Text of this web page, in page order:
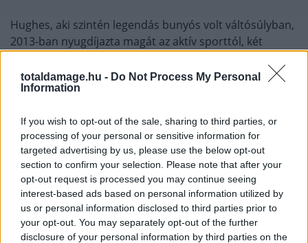
totaldamage.hu - Do Not Process My Personal
Information
If you wish to opt-out of the sale, sharing to third parties, or
processing of your personal or sensitive information for
targeted advertising by us, please use the below opt-out
section to confirm your selection. Please note that after your
opt-out request is processed you may continue seeing
interest-based ads based on personal information utilized by
us or personal information disclosed to third parties prior to
your opt-out. You may separately opt-out of the further
disclosure of your personal information by third parties on the
Hughes, aki szintén legendás bunyós volt váltósúlyban,
2013-ban nyugdíjazta magát az aktív sporttól, két
versenyzőfejlesztés és kormányzati kapcsolatok terén.
Ő szintén jóban van Dana-val és a jelek szerint a 43 éves
következőképpen nyilatkozott:
A UFC mindig jó volt hozzám. Változnak az idők,
és megértem, hogy ezt a döntést hozták.
Továbblépek, én is és a családom is remekül
vagyunk. Szeretem a kalandot, és ki tudja, mi vár
még rám.